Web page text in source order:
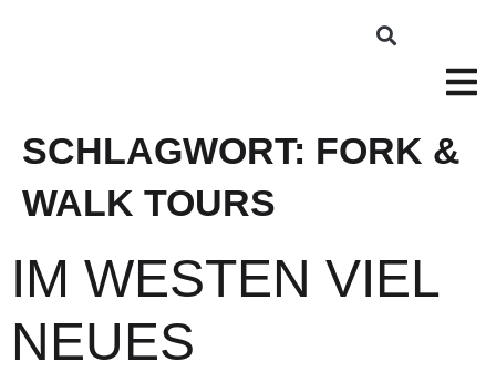
SCHLAGWORT: FORK &
WALK TOURS
IM WESTEN VIEL
NEUES